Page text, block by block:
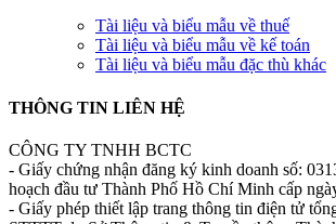
Tài liệu và biểu mẫu về thuế
Tài liệu và biểu mẫu về kế toán
Tài liệu và biểu mẫu đặc thù khác
THÔNG TIN LIÊN HỆ
CÔNG TY TNHH BCTC
- Giấy chứng nhận đăng ký kinh doanh số:
hoạch đầu tư Thành Phố Hồ Chí Minh cấp
- Giấy phép thiết lập trang thông tin điện tử